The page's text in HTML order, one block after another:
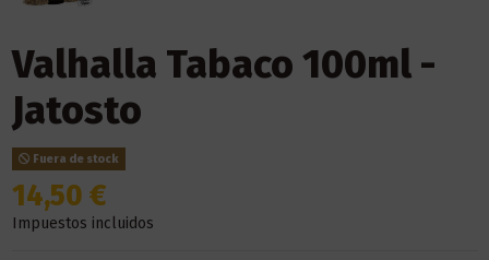
Valhalla Tabaco 100ml -
Jatosto
Fuera de stock
14,50 €
Impuestos incluidos